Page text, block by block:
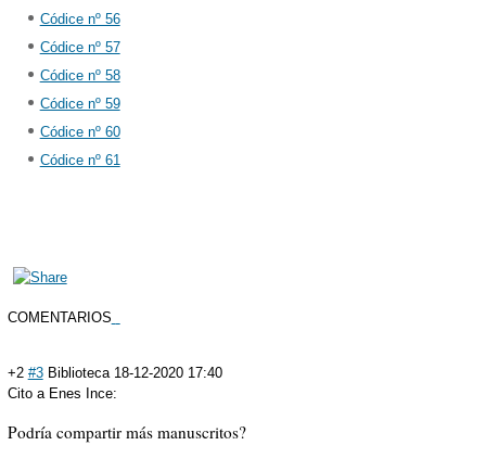
Códice nº 56
Códice nº 57
Códice nº 58
Códice nº 59
Códice nº 60
Códice nº 61
COMENTARIOS
+2 #3 Biblioteca 18-12-2020 17:40
Cito a Enes Ince:
Podría compartir más manuscritos?